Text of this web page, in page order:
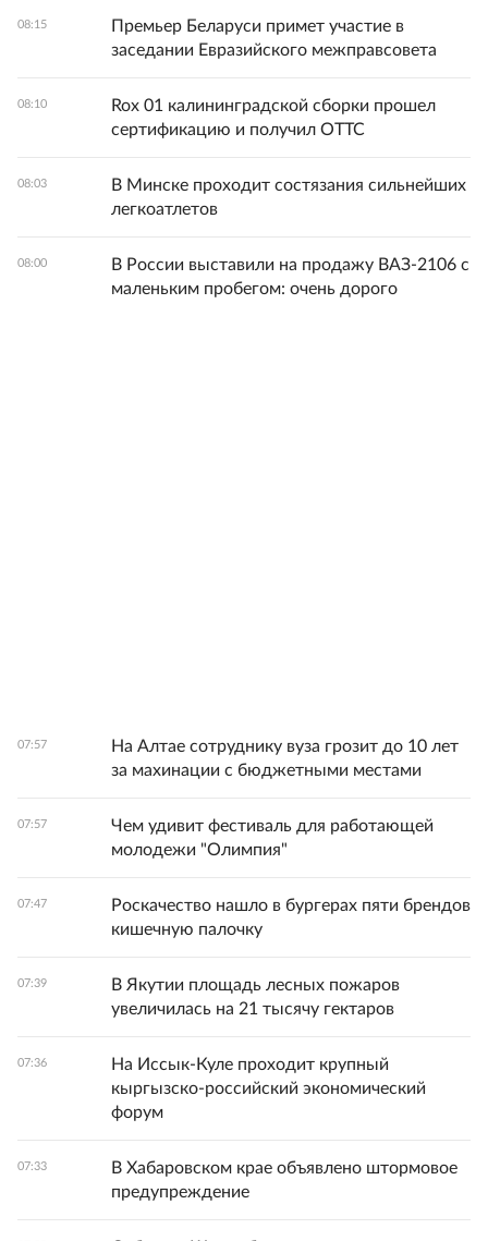
08:15
Премьер Беларуси примет участие в
заседании Евразийского межправсовета
08:10
Rox 01 калининградской сборки прошел
сертификацию и получил ОТТС
08:03
В Минске проходит состязания сильнейших
легкоатлетов
08:00
В России выставили на продажу ВАЗ-2106 с
маленьким пробегом: очень дорого
07:57
На Алтае сотруднику вуза грозит до 10 лет
за махинации с бюджетными местами
07:57
Чем удивит фестиваль для работающей
молодежи "Олимпия"
07:47
Роскачество нашло в бургерах пяти брендов
кишечную палочку
07:39
В Якутии площадь лесных пожаров
увеличилась на 21 тысячу гектаров
07:36
На Иссык-Куле проходит крупный
кыргызско-российский экономический
форум
07:33
В Хабаровском крае объявлено штормовое
предупреждение